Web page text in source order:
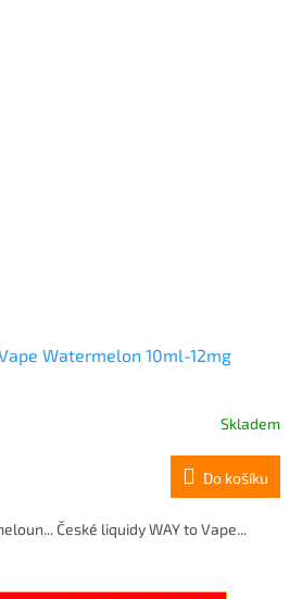
Watermelon 10ml-12mg
Skladem
Do košíku
České liquidy WAY to Vape...